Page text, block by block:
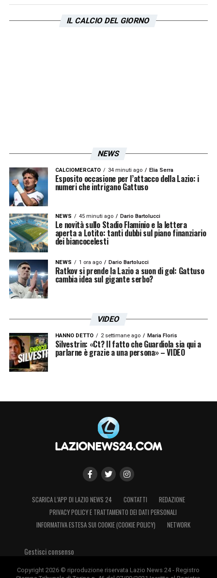
la Lazio deve provare ad ottenere il massimo
IL CALCIO DEL GIORNO
NEWS
CALCIOMERCATO 34 minuti ago Elia Serra
Esposito occasione per l’attacco della Lazio: i
numeri che intrigano Gattuso
NEWS 45 minuti ago Dario Bartolucci
Le novità sullo Stadio Flaminio e la lettera
aperta a Lotito: tanti dubbi sul piano finanziario
dei biancocelesti
NEWS 1 ora ago Dario Bartolucci
Ratkov si prende la Lazio a suon di gol: Gattuso
cambia idea sul gigante serbo?
VIDEO
HANNO DETTO 2 settimane ago Maria Floris
Silvestrin: «Ct? Il fatto che Guardiola sia qui a
parlarne è grazie a una persona» – VIDEO
SCARICA L’APP DI LAZIO NEWS 24 CONTATTI
REDAZIONE
PRIVACY POLICY E TRATTAMENTO DEI DATI PERSONALI
INFORMATIVA ESTESA SUI COOKIE (COOKIE POLICY)
NETWORK
Gestisci consenso
Copyright 2026 © riproduzione riservata Lazio News 24 - Registro